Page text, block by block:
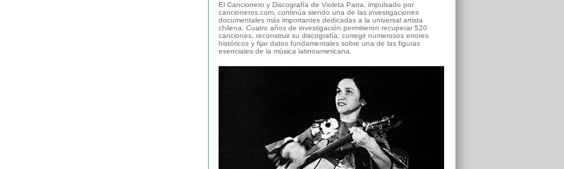
El Cancionero y Discografía de Violeta Parra, impulsado por
cancioneros.com, continúa siendo una de las investigaciones
documentales más importantes dedicadas a la universal artista
chilena. Cuatro años de investigación permitieron recuperar 520
canciones, reconstruir su discografía, corregir numerosos errores
históricos y fijar datos fundamentales sobre una de las figuras
esenciales de la música latinoamericana.